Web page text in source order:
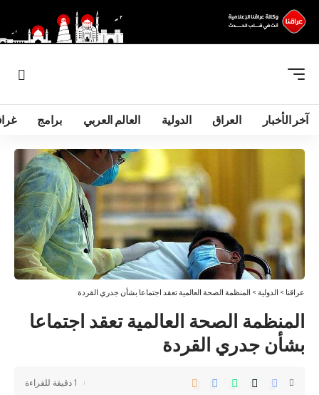
آخر الأخبار العراق الدولية العالم العربي برامج
عراقنا > الدولية > المنظمة الصحة العالمية تعقد اجتماعا بشأن جدري القردة
المنظمة الصحة العالمية تعقد اجتماعا
بشأن جدري القردة
1 دقيقة للقراءة